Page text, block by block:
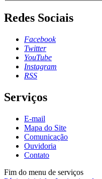
Redes Sociais
Facebook
Twitter
YouTube
Instagram
RSS
Serviços
E-mail
Mapa do Site
Comunicação
Ouvidoria
Contato
Fim do menu de serviços